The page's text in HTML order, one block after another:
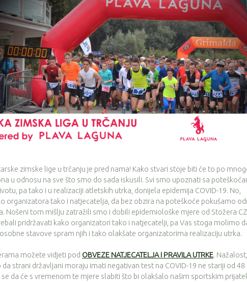
zimske lige u trčanju je pred nama! Kako stvari stoje biti će to po
u odnosu na sve što smo do sada iskusili. Svi smo upoznati sa
pa tako i u realizaciji atletskih utrka, donijela epidemija COVID-19. No,
organizatora tako i natjecatelja, da bez obzira na poteškoće pokušamo
Nošeni tom mišlju zatražili smo i dobili epidemiološke mjere od Stožera CZ
pridržavati kako organizatori tako i natjecatelji, pa Vas stoga molimo
stavove spram njih i tako olakšate organizatorima realizaciju utrka.
možete vidjeti pod OBVEZE NATJECATELJA I PRAVILA UTRKE. Nažalost,
strani državljani moraju imati negativan test na COVID-19 ne stariji od 48
da će s vremenom te mjere slabiti što bi olakšalo našim sportskim